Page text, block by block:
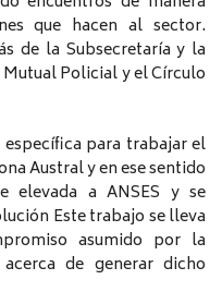
que hacen al sector.
de la Subsecretaría y la
Policial y el Círculo
específica para trabajar el
Austral y en ese sentido
elevada a ANSES y se
Este trabajo se lleva
asumido por la
de generar dicho